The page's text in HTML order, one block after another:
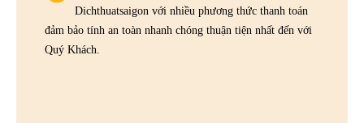
Dichthuatsaigon với nhiều phương thức thanh toán
đảm bảo tính an toàn nhanh chóng thuận tiện nhất đến với
Quý Khách.